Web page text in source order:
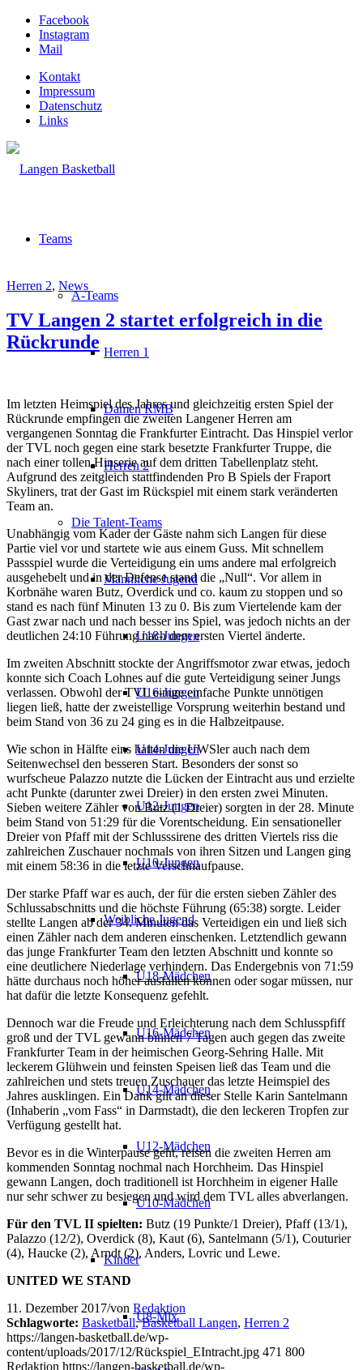
Facebook
Instagram
Mail
Kontakt
Impressum
Datenschutz
Links
Teams
A-Teams
Herren 1
Damen RMB
Herren 2
Die Talent-Teams
Männliche Jugend
U18-Jungen
U16-Jungen
U14-Jungen
U12-Jungen
U10-Jungen
Weibliche Jugend
U18-Mädchen
U16-Mädchen
U14-Mädchen
U12-Mädchen
U10-Mädchen
Kinder
U8-Mix
Herren 2, News
TV Langen 2 startet erfolgreich in die
Rückrunde
Im letzten Heimspiel des Jahres und gleichzeitig ersten Spiel der
Rückrunde empfingen die zweiten Langener Herren am
vergangenen Sonntag die Frankfurter Eintracht. Das Hinspiel verlor
der TVL noch gegen eine stark besetzte Frankfurter Truppe, die
nach einer tollen Hinserie auf dem dritten Tabellenplatz steht.
Aufgrund des zeitgleich stattfindenden Pro B Spiels der Fraport
Skyliners, trat der Gast im Rückspiel mit einem stark veränderten
Team an.
Unabhängig vom Kader der Gäste nahm sich Langen für diese
Partie viel vor und startete wie aus einem Guss. Mit schnellem
Passspiel wurde die Verteidigung ein ums andere mal erfolgreich
ausgehebelt und in der Defense stand die „Null“. Vor allem in
Korbnähe waren Butz, Overdick und co. kaum zu stoppen und so
stand es nach fünf Minuten 13 zu 0. Bis zum Viertelende kam der
Gast zwar nach und nach besser ins Spiel, was jedoch nichts an der
deutlichen 24:10 Führung nach dem ersten Viertel änderte.
Im zweiten Abschnitt stockte der Angriffsmotor zwar etwas, jedoch
konnte sich Coach Lohnes auf die gute Verteidigung seiner Jungs
verlassen. Obwohl der TVL einige einfache Punkte unnötigen
liegen ließ, hatte der zweistellige Vorsprung weiterhin bestand und
beim Stand von 36 zu 24 ging es in die Halbzeitpause.
Wie schon in Hälfte eins hatten die UWSler auch nach dem
Seitenwechsel den besseren Start. Besonders der sonst so
wurfscheue Palazzo nutzte die Lücken der Eintracht aus und erzielte
acht Punkte (darunter zwei Dreier) in den ersten zwei Minuten.
Sieben weitere Zähler von Butz (1 Dreier) sorgten in der 28. Minute
beim Stand von 51:29 für die Vorentscheidung. Ein sensationeller
Dreier von Pfaff mit der Schlusssirene des dritten Viertels riss die
zahlreichen Zuschauer nochmals von ihren Sitzen und Langen ging
mit einem 58:36 in die letzte Verschnaufpause.
Der starke Pfaff war es auch, der für die ersten sieben Zähler des
Schlussabschnitts und die höchste Führung (65:38) sorgte. Leider
stellte Langen ab der 34. Minuten das Verteidigen ein und ließ sich
einen Zähler nach dem anderen einschenken. Letztendlich gewann
das junge Frankfurter Team den letzten Abschnitt und konnte so
eine deutlichere Niederlage verhindern. Das Endergebnis von 71:59
hätte durchaus noch höher ausfallen können oder sogar müssen, nur
hat dafür die letzte Konsequenz gefehlt.
Dennoch war die Freude und Erleichterung nach dem Schlusspfiff
groß und der TVL gewann binnen 7 Tagen auch gegen das zweite
Frankfurter Team in der heimischen Georg-Sehring Halle. Mit
leckerem Glühwein und feinsten Speisen ließ das Team und die
zahlreichen und stets treuen Zuschauer das letzte Heimspiel des
Jahres ausklingen. Ein Dank gilt an dieser Stelle Karin Santelmann
(Inhaberin „vom Fass“ in Darmstadt), die den leckeren Tropfen zur
Verfügung gestellt hat.
Bevor es in die Winterpause geht, reisen die zweiten Herren am
kommenden Sonntag nochmal nach Horchheim. Das Hinspiel
gewann Langen, doch traditionell ist Horchheim in eigener Halle
nur sehr schwer zu besiegen und wird dem TVL alles abverlangen.
Für den TVL II spielten: Butz (19 Punkte/1 Dreier), Pfaff (13/1),
Palazzo (12/2), Overdick (8), Kaut (6), Santelmann (5/1), Couturier
(4), Haucke (2), Arndt (2), Anders, Lovric und Lewe.
UNITED WE STAND
11. Dezember 2017/von Redaktion
Schlagworte: Basketball,Basketball Langen, Herren 2
https://langen-basketball.de/wp-
content/uploads/2017/12/Rückspiel_EIntracht.jpg 471 800
Redaktion https://langen-basketball.de/wp-